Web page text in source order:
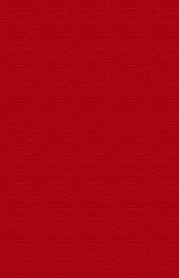
LED扁灯笼发光支架景观灯
LED发光华表